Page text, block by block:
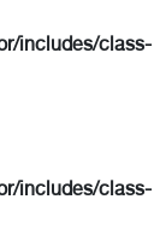
includes/class-
includes/class-